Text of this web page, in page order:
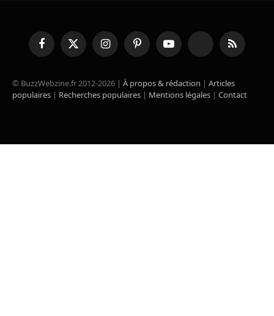
FacebookX
(Twitter)
InstagramPinterestYouTube TikTok RSS
© BuzzWebzine.fr 2012-2026 | À propos & rédaction | Articles
populaires | Recherches populaires | Mentions légales | Contact